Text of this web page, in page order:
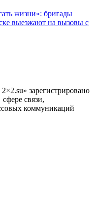
жизни»: бригады
выезжают на вызовы с
зарегистрировано
связи,
коммуникаций